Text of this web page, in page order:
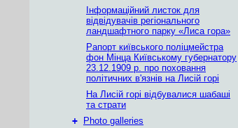
Інформаційний листок для
відвідувачів регіонального
ландшафтного парку «Лиса гора»
Рапорт київського поліцмейстра
фон Мінца Київському губернатору
23.12.1909 р. про поховання
політичних в'язнів на Лисій горі
На Лисій горі відбувалися шабаші
та страти
+
Photo galleries